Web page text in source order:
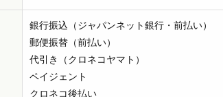
銀行振込（ジャパンネット銀行・前払い）
郵便振替（前払い）
代引き（クロネコヤマト）
ペイジェント
クロネコ後払い